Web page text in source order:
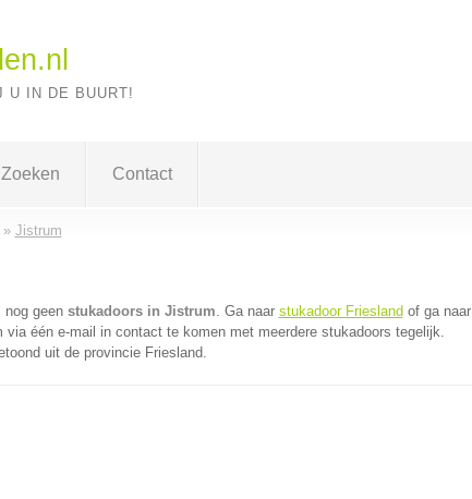
U IN DE BUURT!
Zoeken Contact
» Jistrum
nog geen stukadoors in Jistrum. Ga naar stukadoor Friesland of ga naar
via één e-mail in contact te komen met meerdere stukadoors tegelijk.
uit de provincie Friesland.